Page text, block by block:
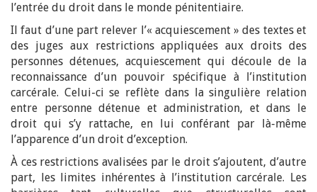
l’entrée du droit dans le monde pénitentiaire.
Il faut d’une part relever l’« acquiescement » des textes et
des juges aux restrictions appliquées aux droits des
personnes détenues, acquiescement qui découle de la
reconnaissance d’un pouvoir spécifique à l’institution
carcérale. Celui-ci se reflète dans la singulière relation
entre personne détenue et administration, et dans le
droit qui s’y rattache, en lui conférant par là-même
l’apparence d’un droit d’exception.
À ces restrictions avalisées par le droit s’ajoutent, d’autre
part, les limites inhérentes à l’institution carcérale. Les